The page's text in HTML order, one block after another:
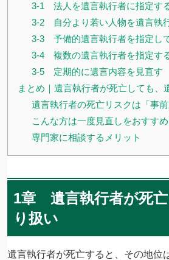
3-1 法人を遺言執行者に指定す
3-2 自分より若い人物を遺言執
3-3 予備的遺言執行者を指定し
3-4 複数の遺言執行者を指定す
3-5 定期的に遺言内容を見直す
まとめ｜遺言執行者が死亡しても、
遺言執行者の死亡リスクは「事
こんな方は一度見直しをおすす
専門家に相談するメリット
1章 遺言執行者が死
り扱い
遺言執行者が死亡すると、その地位